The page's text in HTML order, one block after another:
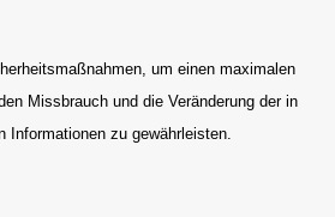
um einen maximalen
Missbrauch und die Veränderung der in
Informationen zu gewährleisten.